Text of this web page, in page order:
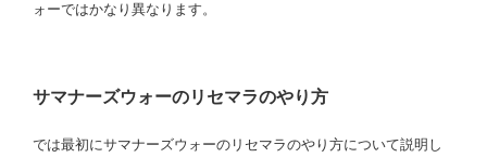
ォーではかなり異なります。
サマナーズウォーのリセマラのやり方
では最初にサマナーズウォーのリセマラのやり方について説明し